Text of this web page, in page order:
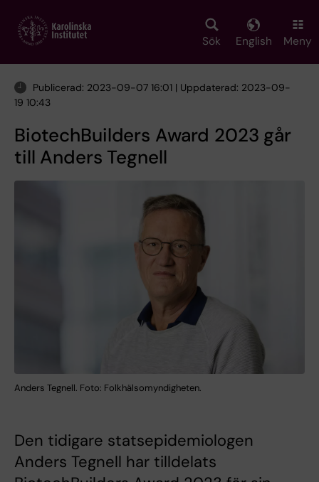
main
Sök English Meny
Publicerad: 2023-09-07 16:01 | Uppdaterad: 2023-09-
19 10:43
BiotechBuilders Award 2023 går
till Anders Tegnell
Anders Tegnell. Foto: Folkhälsomyndigheten.
Den tidigare statsepidemiologen
Anders Tegnell har tilldelats